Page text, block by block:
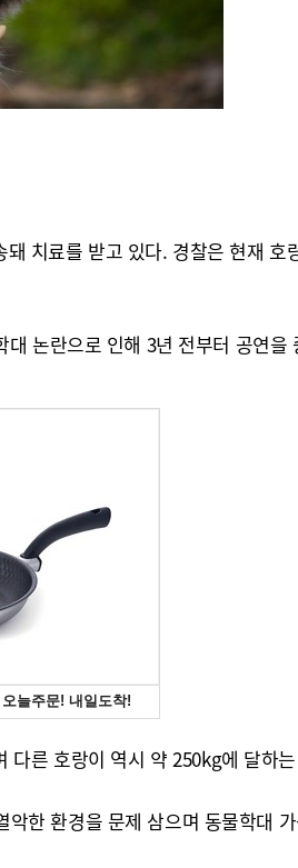
치료를 받고 있다. 경찰은 현재
논란으로 인해 3년 전부터 공연
른 호랑이 역시 약 250kg에 달하
한 환경을 문제 삼으며 동물학대